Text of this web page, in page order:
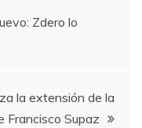
Zdero lo
la extensión de la
Francisco Supaz